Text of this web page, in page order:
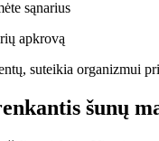
sąnarius
apkrovą
suteikia organizmui
šunų